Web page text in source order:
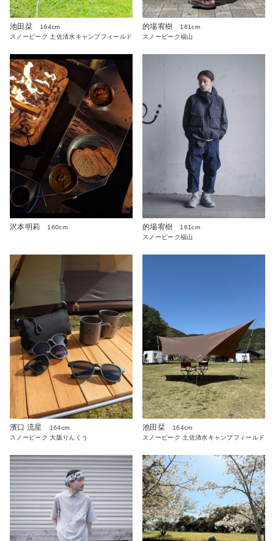
池田栞
164cm
スノーピーク 土佐清水キャンプフィールド
的場宥樹
161cm
スノーピーク福山
沢本明莉 160cm 的場宥樹
161cm
スノーピーク福山
濱口 流星
164cm
スノーピーク 大阪りんくう
池田栞
164cm
スノーピーク 土佐清水キャンプフィールド